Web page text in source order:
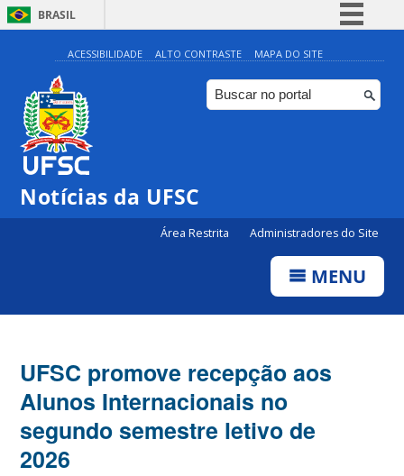
BRASIL
Simplifique!
Comunica BR
Participe
ACESSIBILIDADE ALTO CONTRASTE MAPA DO SITE
Notícias da UFSC
Área Restrita Administradores do Site
MENU
UFSC promove recepção aos
Alunos Internacionais no
segundo semestre letivo de
2026